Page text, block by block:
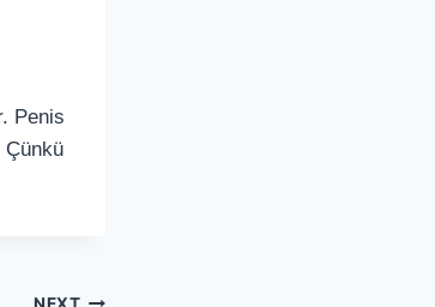
Penis
Çünkü